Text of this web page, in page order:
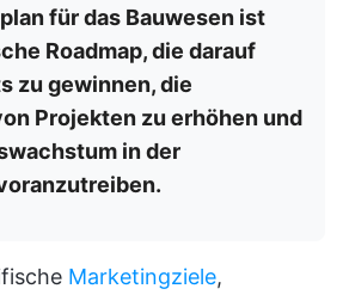
für das Bauwesen ist
Roadmap, die darauf
zu gewinnen, die
Projekten zu erhöhen und
in der
Marketingziele,